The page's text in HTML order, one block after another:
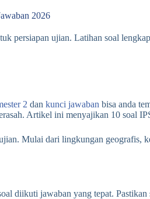
2026
persiapan ujian. Latihan soal lengkap
2 dan kunci jawaban bisa anda
Artikel ini menyajikan 10 soal
Mulai dari lingkungan geografis,
diikuti jawaban yang tepat.